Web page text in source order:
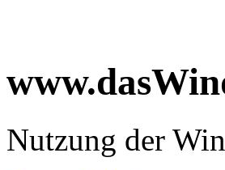
Nutzung der